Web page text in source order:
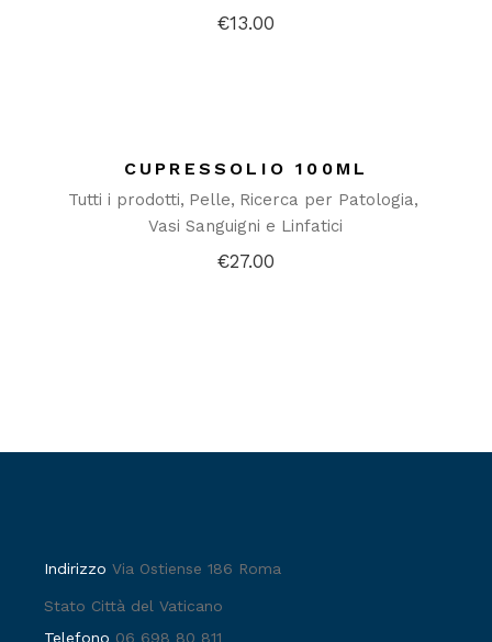
€13.00
CUPRESSOLIO 100ML
Tutti i prodotti Pelle Ricerca per Patologia
Vasi Sanguigni e Linfatici
€27.00
IndirizzoVia Ostiense 186 Roma
Stato Città del Vaticano
Telefono 06 698 80 811